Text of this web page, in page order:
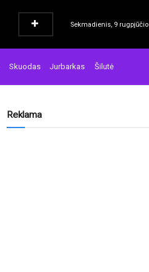
Sekmadienis, 9 rugpjūčio
Skuodas Jurbarkas Šilutė
Reklama